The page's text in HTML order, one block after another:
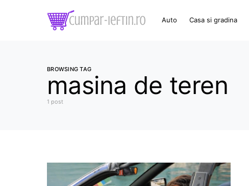
Auto Casa si gradina
BROWSING TAG
masina de teren
1 post